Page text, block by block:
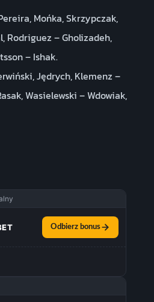
Mońka, Skrzypczak,
Rodriguez – Gholizadeh,
– Ishak.
Jędrych, Klemenz –
Wasielewski – Wdowiak,
Odbierz bonus